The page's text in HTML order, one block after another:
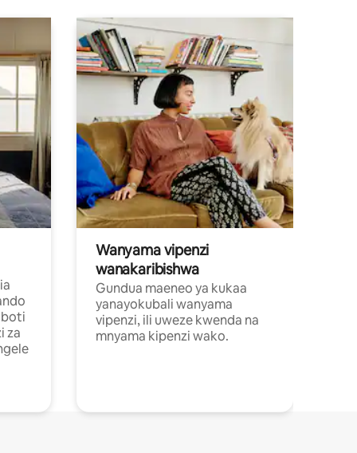
boti
za
Wanyama vipenzi
wanakaribishwa
Gundua maeneo ya kukaa
yanayokubali wanyama
vipenzi, ili uweze kwenda na
mnyama kipenzi wako.